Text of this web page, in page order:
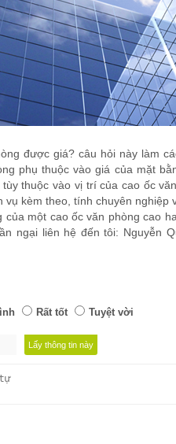
được giá? câu hỏi này làm
phụ thuộc vào giá của mặt
thuộc vào vị trí của cao ốc
kèm theo, tính chuyên
một cao ốc văn phòng cao
ngại liên hệ đến tôi: Nguyễn
Rất tốt Tuyệt vời